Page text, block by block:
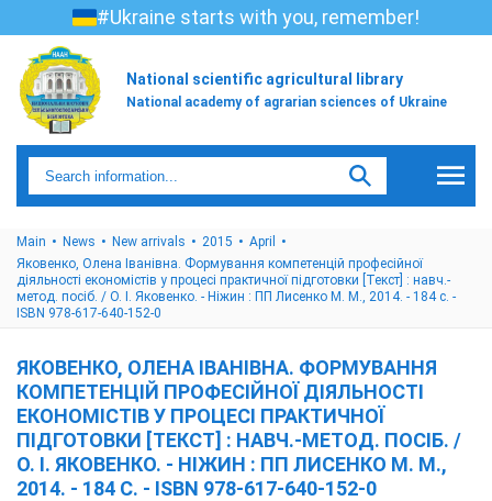
#Ukraine starts with you, remember!
National scientific agricultural library
National academy of agrarian sciences of Ukraine
Main News New arrivals 2015
April
Яковенко, Олена Іванівна. Формування компетенцій професійної
діяльності економістів у процесі практичної підготовки [Текст] : навч.-
метод. посіб. / О. І. Яковенко. - Ніжин : ПП Лисенко М. М., 2014. - 184 с. -
ISBN 978-617-640-152-0
ЯКОВЕНКО, ОЛЕНА ІВАНІВНА. ФОРМУВАННЯ
КОМПЕТЕНЦІЙ ПРОФЕСІЙНОЇ ДІЯЛЬНОСТІ
ЕКОНОМІСТІВ У ПРОЦЕСІ ПРАКТИЧНОЇ
ПІДГОТОВКИ [ТЕКСТ] : НАВЧ.-МЕТОД. ПОСІБ. /
О. І. ЯКОВЕНКО. - НІЖИН : ПП ЛИСЕНКО М. М.,
2014. - 184 С. - ISBN 978-617-640-152-0